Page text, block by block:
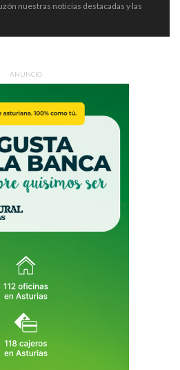
nuestras noticias destacadas y las
ANUNCIO